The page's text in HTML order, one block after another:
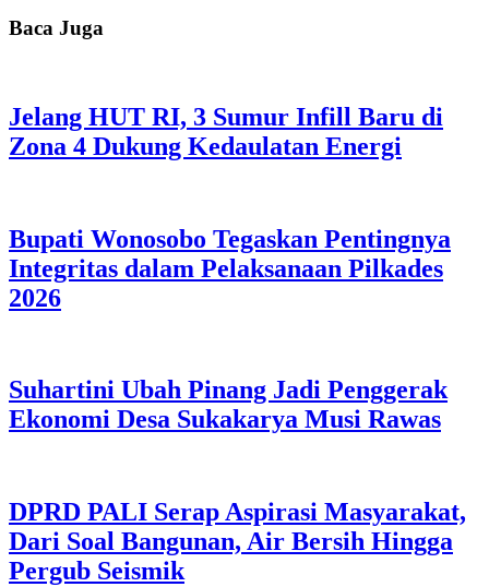
Baca Juga
Jelang HUT RI, 3 Sumur Infill Baru di
Zona 4 Dukung Kedaulatan Energi
Bupati Wonosobo Tegaskan Pentingnya
Integritas dalam Pelaksanaan Pilkades
2026
Suhartini Ubah Pinang Jadi Penggerak
Ekonomi Desa Sukakarya Musi Rawas
DPRD PALI Serap Aspirasi Masyarakat,
Dari Soal Bangunan, Air Bersih Hingga
Pergub Seismik